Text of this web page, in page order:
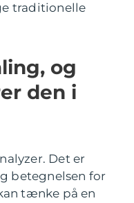
traditionelle
og
den i
Det er
betegnelsen for
tænke på en